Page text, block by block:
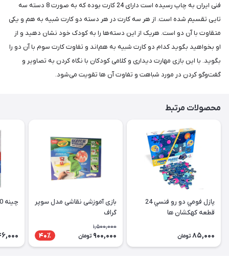
فنی ایران به چاپ رسیده است دارای 24 کارت بوده که به صورت 8 دسته سه
تایی تقسیم شده است. از هر سه کارت در هر دسته دو کارت شبیه به هم و یکی
متقاوت با آن دو است. هریک از این دسته‌ها را به کودک خود نشان دهید و از
او بخواهید بگوید کدام دو کارت شبیه به هم‌اند و تفاوت کارت سوم با آن دو را
بگوید. با این بازی مهارت دیداری و کلامی کودکان با نگاه کردن به تصاویر و
گفت‌وگو کردن در مورد شباهت و تفاوت آن ها تقویت می‌شود.
محصولات مرتبط
پازل فومي دو رو فنسي 24
قطعه كهكشان ها
85,000 تومان
بازی آموزشی نقاشی مدل سوپر
گراف
1,500,000
900,000 تومان 40٪
چینه 20 قطعه رویش